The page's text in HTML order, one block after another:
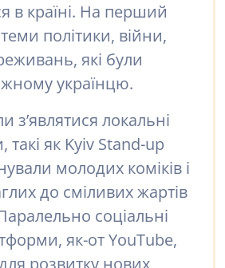
в країні. На перший
політики, війни,
які були
українцю.
з’являтися локальні
такі як Kyiv Stand-up
молодих коміків і
до сміливих жартів
соціальні
як-от YouTube,
розвитку нових